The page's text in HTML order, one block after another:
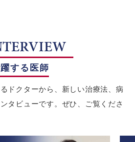
する医師
ドクターから、新しい治療法、病
タビューです。ぜひ、ご覧くださ